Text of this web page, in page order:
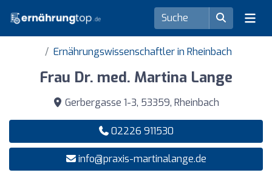
Ernährungswissenschaftler in Rheinbach
Frau Dr. med. Martina Lange
Gerbergasse 1-3, 53359, Rheinbach
02226 911530
info@praxis-martinalange.de